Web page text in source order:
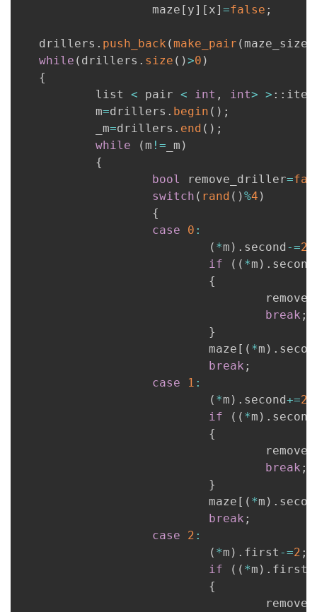
                   maze
[ y] [ x] =false ;
   drillers
. push_back (make_pair (
while ( drillers . size ( )>0 )
{
           list
< pair < int , int> > ::
           m
=drillers . begin ( ) ;
           _m
=drillers . end ( ) ;
while
( m != _m )
{
bool
remove_driller=
switch ( rand ( )%4 )
{
case
0 :
( *m ) . second -=2
if
( ( *m ) . second
{
break ;
}
                           maze
[ ( *m ) .
break ;
case
1 :
( *m ) . second+=2
if
( ( *m ) . second
{
break ;
}
                           maze
[ ( *m ) .
break ;
case
2 :
( *m ) . first -=2 ;
if
( ( *m ) . first
{